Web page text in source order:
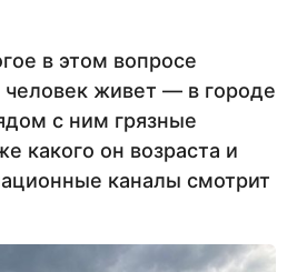
в этом вопросе
человек живет — в городе
с ним грязные
какого он возраста и
каналы смотрит